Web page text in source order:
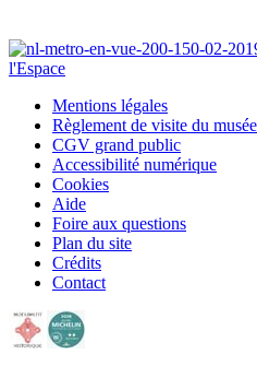
Mentions légales
Règlement de visite du
CGV grand public
Accessibilité numérique
Cookies
Aide
Foire aux questions
Plan du site
Crédits
Contact